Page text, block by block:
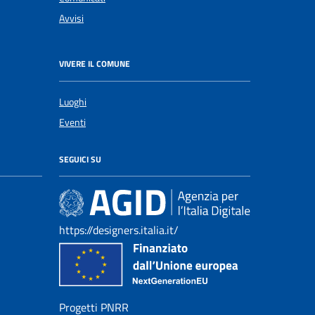
Avvisi
VIVERE IL COMUNE
Luoghi
Eventi
SEGUICI SU
https://designers.italia.it/
Progetti PNRR